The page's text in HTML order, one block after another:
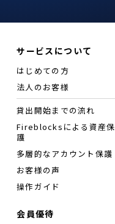
サービスについて
はじめての方
法人のお客様
貸出開始までの流れ
Fireblocksによる資産保
護
多層的なアカウント保護
お客様の声
操作ガイド
会員優待